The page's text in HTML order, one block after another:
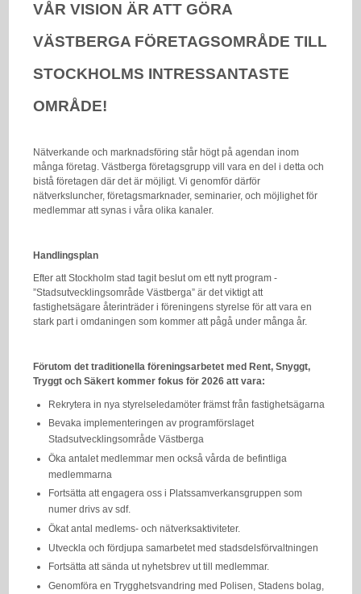
VÅR VISION ÄR ATT GÖRA
VÄSTBERGA FÖRETAGSOMRÅDETILL
STOCKHOLMS INTRESSANTASTE
OMRÅDE!
Nätverkande och marknadsföring står högt på agendan inom
många företag. Västberga företagsgrupp vill vara en del i detta och
bistå företagen där det är möjligt. Vi genomför därför
nätverksluncher, företagsmarknader, seminarier, och möjlighet för
medlemmar att synas i våra olika kanaler.
Handlingsplan
Efter att Stockholm stad tagit beslut om ett nytt program -
”Stadsutvecklingsområde Västberga” är det viktigt att
fastighetsägare återinträder i föreningens styrelse för att vara en
stark part i omdaningen som kommer att pågå under många år.
Förutom det traditionella föreningsarbetet med Rent, Snyggt,
Tryggt och Säkert kommer fokus för 2026 att vara:
Rekrytera in nya styrelseledamöter främst från fastighetsägarna
Bevaka implementeringen av programförslaget
Stadsutvecklingsområde Västberga
Öka antalet medlemmar men också vårda de befintliga
medlemmarna
Fortsätta att engagera oss i Platssamverkansgruppen som
numer drivs av sdf.
Ökat antal medlems- och nätverksaktiviteter.
Utveckla och fördjupa samarbetet med stadsdelsförvaltningen
Fortsätta att sända ut nyhetsbrev ut till medlemmar.
Genomföra en Trygghetsvandring med Polisen, Stadens bolag,